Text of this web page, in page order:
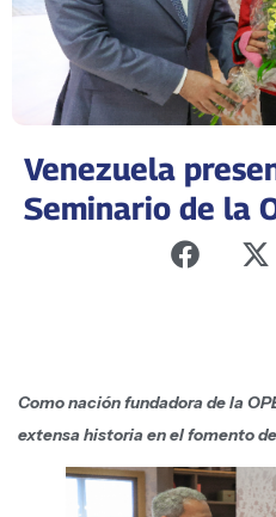
Venezuela
Seminario de la
Como nación fundadora de la
extensa historia en el fomento